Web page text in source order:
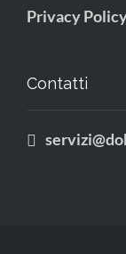
Privacy
Contatti